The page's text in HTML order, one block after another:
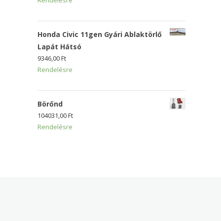
Honda Civic 11gen Gyári Ablaktörlő
Lapát Hátsó
9346,00Ft
Rendelésre
Börőnd
104031,00Ft
Rendelésre